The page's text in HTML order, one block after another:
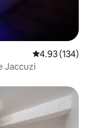
Ukadiriaji wa
4.93 (134)
Jaccuzi